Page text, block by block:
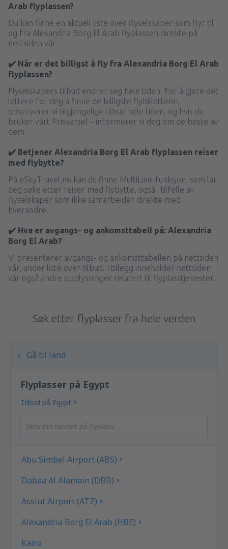
Arab flyplassen?
Du kan finne en aktuell liste over flyselskaper som flyr til
og fra Alexandria Borg El Arab flyplassen direkte på
nettsiden vår.
✔️ Når er det billigst å fly fra Alexandria Borg El Arab
flyplassen?
Flyselskapers tilbud endrer seg hele tiden. For å gjøre det
lettere for deg å finne de billigste flybillettene,
observerer vi tilgjengelige tilbud hele tiden, og hvis du
bruker vårt Prisvarsel – informerer vi deg om de beste av
dem.
✔️ Betjener Alexandria Borg El Arab flyplassen reiser
med flybytte?
På eSkyTravel.no kan du finne MultiLine-funksjon, som lar
deg søke etter reiser med flybytte, også i tilfelle av
flyselskaper som ikke samarbeider direkte med
hverandre.
✔️ Hva er avgangs- og ankomsttabell på: Alexandria
Borg El Arab?
Vi presenterer avgangs- og ankomsttabellen på nettsiden
vår, under liste over tilbud. I tillegg inneholder nettsiden
vår også andre opplysninger relatert til flyplasstjenester.
Søk etter flyplasser fra hele verden
Gå til land
Flyplasser på Egypt
Tilbud på Egypt
Abu Simbel Airport (ABS)
Dabaa Al Alamain (DBB)
Assiut Airport (ATZ)
Alexandria Borg El Arab (HBE)
Kairo